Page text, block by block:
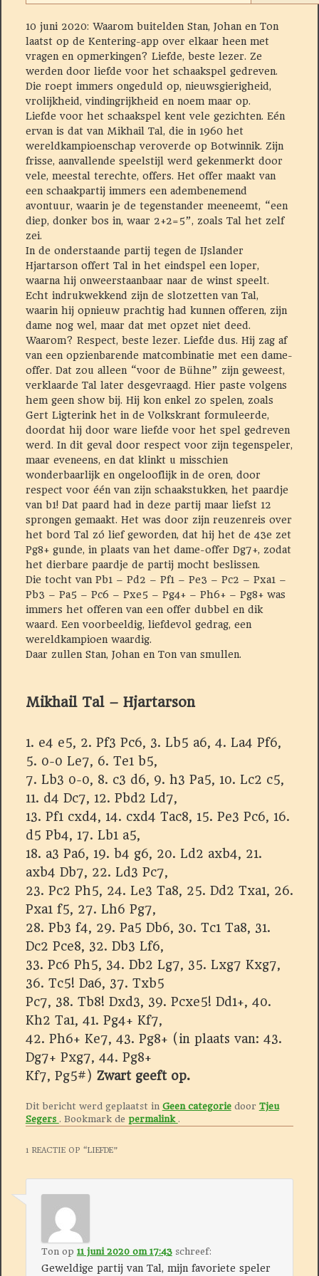
10 juni 2020: Waarom buitelden Stan, Johan en Ton
laatst op de Kentering-app over elkaar heen met
vragen en opmerkingen? Liefde, beste lezer. Ze
werden door liefde voor het schaakspel gedreven.
Die roept immers ongeduld op, nieuwsgierigheid,
vrolijkheid, vindingrijkheid en noem maar op.
Liefde voor het schaakspel kent vele gezichten. Eén
ervan is dat van Mikhail Tal, die in 1960 het
wereldkampioenschap veroverde op Botwinnik. Zijn
frisse, aanvallende speelstijl werd gekenmerkt door
vele, meestal terechte, offers. Het offer maakt van
een schaakpartij immers een adembenemend
avontuur, waarin je de tegenstander meeneemt, “een
diep, donker bos in, waar 2+2=5”, zoals Tal het zelf
zei.
In de onderstaande partij tegen de IJslander
Hjartarson offert Tal in het eindspel een loper,
waarna hij onweerstaanbaar naar de winst speelt.
Echt indrukwekkend zijn de slotzetten van Tal,
waarin hij opnieuw prachtig had kunnen offeren, zijn
dame nog wel, maar dat met opzet niet deed.
Waarom? Respect, beste lezer. Liefde dus. Hij zag af
van een opzienbarende matcombinatie met een dame-
offer. Dat zou alleen “voor de Bühne” zijn geweest,
verklaarde Tal later desgevraagd. Hier paste volgens
hem geen show bij. Hij kon enkel zo spelen, zoals
Gert Ligterink het in de Volkskrant formuleerde,
doordat hij door ware liefde voor het spel gedreven
werd. In dit geval door respect voor zijn tegenspeler,
maar eveneens, en dat klinkt u misschien
wonderbaarlijk en ongelooflijk in de oren, door
respect voor één van zijn schaakstukken, het paardje
van b1! Dat paard had in deze partij maar liefst 12
sprongen gemaakt. Het was door zijn reuzenreis over
het bord Tal zó lief geworden, dat hij het de 43e zet
Pg8+ gunde, in plaats van het dame-offer Dg7+, zodat
het dierbare paardje de partij mocht beslissen.
Die tocht van Pb1 – Pd2 – Pf1 – Pe3 – Pc2 – Pxa1 –
Pb3 – Pa5 – Pc6 – Pxe5 – Pg4+ – Ph6+ – Pg8+ was
immers het offeren van een offer dubbel en dik
waard. Een voorbeeldig, liefdevol gedrag, een
wereldkampioen waardig.
Daar zullen Stan, Johan en Ton van smullen.
Mikhail Tal – Hjartarson
1. e4 e5, 2. Pf3 Pc6, 3. Lb5 a6, 4. La4 Pf6,
5. 0-0 Le7, 6. Te1 b5,
7. Lb3 0-0, 8. c3 d6, 9. h3 Pa5, 10. Lc2 c5,
11. d4 Dc7, 12. Pbd2 Ld7,
13. Pf1 cxd4, 14. cxd4 Tac8, 15. Pe3 Pc6, 16.
d5 Pb4, 17. Lb1 a5,
18. a3 Pa6, 19. b4 g6, 20. Ld2 axb4, 21.
axb4 Db7, 22. Ld3 Pc7,
23. Pc2 Ph5, 24. Le3 Ta8, 25. Dd2 Txa1, 26.
Pxa1 f5, 27. Lh6 Pg7,
28. Pb3 f4, 29. Pa5 Db6, 30. Tc1 Ta8, 31.
Dc2 Pce8, 32. Db3 Lf6,
33. Pc6 Ph5, 34. Db2 Lg7, 35. Lxg7 Kxg7,
36. Tc5! Da6, 37. Txb5
Pc7, 38. Tb8! Dxd3, 39. Pcxe5! Dd1+, 40.
Kh2 Ta1, 41. Pg4+ Kf7,
42. Ph6+ Ke7, 43. Pg8+ (in plaats van: 43.
Dg7+ Pxg7, 44. Pg8+
Kf7, Pg5#) Zwart geeft op.
Dit bericht werd geplaatst in Geen categoriedoor Tjeu
Segers . Bookmark de permalink .
1 REACTIE OP “LIEFDE”
Tonop 11 juni 2020 om 17:43 schreef:
Geweldige partij van Tal, mijn favoriete speler